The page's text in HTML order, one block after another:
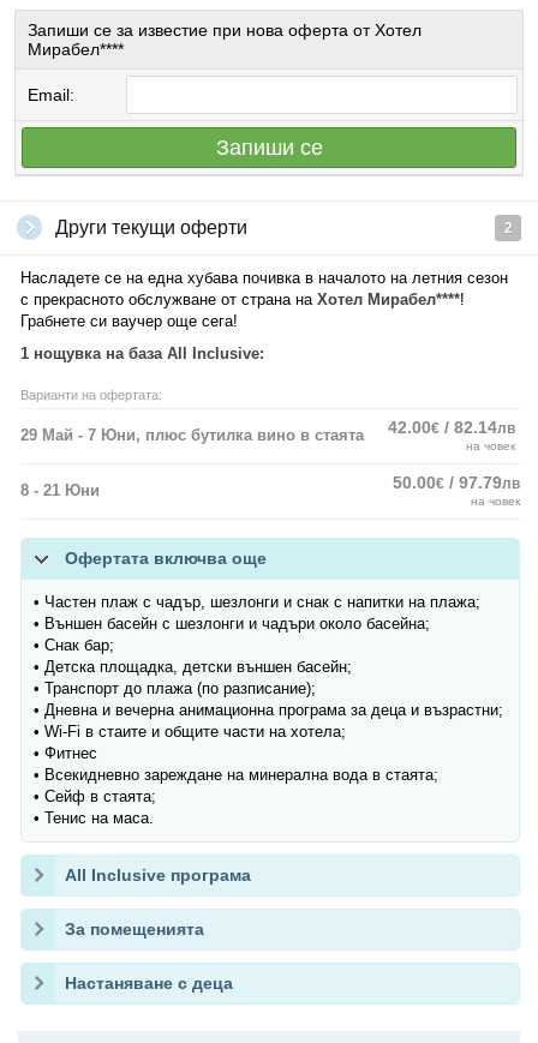
Запиши се за известие при нова оферта от Хотел
Мирабел****
Email:
Запиши се
Други текущи оферти 2
Насладете се на една хубава почивка в началото на летния сезон
с прекрасното обслужване от страна на Хотел Мирабел****!
Грабнете си ваучер още сега!
1 нощувка на база All Inclusive:
Варианти на офертата:
29 Май - 7 Юни, плюс бутилка вино в стаята 42.00€ / 82.14лв
на човек
8 - 21 Юни 50.00€ / 97.79лв
на човек
Офертата включва още
• Частен плаж с чадър, шезлонги и снак с напитки на плажа;
• Външен басейн с шезлонги и чадъри около басейна;
• Снак бар;
• Детска площадка, детски външен басейн;
• Транспорт до плажа (по разписание);
• Дневна и вечерна анимационна програма за деца и възрастни;
• Wi-Fi в стаите и общите части на хотела;
• Фитнес
• Всекидневно зареждане на минерална вода в стаята;
• Сейф в стаята;
• Тенис на маса.
All Inclusive програма
За помещенията
Настаняване с деца